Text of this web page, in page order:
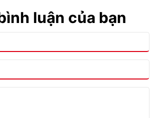
luận của bạn